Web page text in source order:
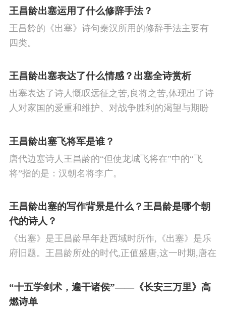
王昌龄出塞运用了什么修辞手法？
王昌龄的《出塞》诗句秦汉所用的修辞手法主要有
四类。
王昌龄出塞表达了什么情感？出塞全诗赏析
出塞表达了诗人慨叹远征之苦,良将之苦,体现出了诗
人对家国的爱重和维护、对战争胜利的渴望与期盼
日平息边塞战争,使国家得到安宁,让人民过上安定生
王昌龄出塞飞将军是谁？
唐代边塞诗人王昌龄的“但使龙城飞将在”中的“飞
将”指的是：汉朝名将李广。
王昌龄出塞的写作背景是什么？王昌龄是哪个朝
代的诗人？
《出塞》是王昌龄早年赴西域时所作,《出塞》是乐
府旧题。王昌龄所处的时代,正值盛唐,这一时期,唐在
的作品中,多能体现一种慷慨激昂的向上精神,和克敌
制胜的强烈自信。 同时,频繁的边塞战争,也使人民不
“十五学剑术，遍干诸侯”——《长安三万里》高
燃诗单